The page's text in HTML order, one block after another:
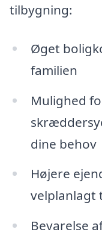
tilbygning:
Øget
familien
Mulighed
dine behov
Højere
velplanlagt
Bevarelse